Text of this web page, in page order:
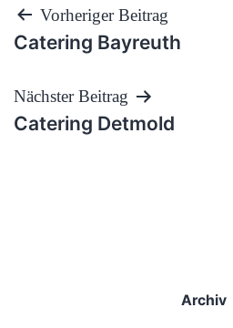
Beitragsnavigation
Vorheriger Beitrag
Catering Bayreuth
Nächster Beitrag
Catering Detmold
Archiv